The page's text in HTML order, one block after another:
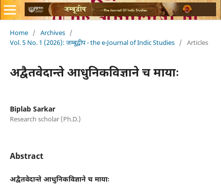
Home / Archives /
Vol. 5 No. 1 (2026): जम्बूद्वीप - the e-Journal of Indic Studies / Articles
अद्वैतवेदान्ते आधुनिकविज्ञाने च मायाः
Biplab Sarkar
Research scholar (Ph.D.)
Abstract
अद्वैतवेदान्ते आधुनिकविज्ञाने च मायाः